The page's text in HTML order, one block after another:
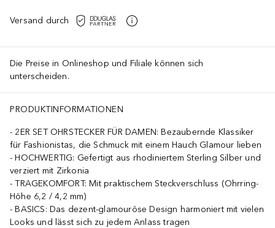
Versand durch
Die Preise in Onlineshop und Filiale können sich
unterscheiden.
PRODUKTINFORMATIONEN
2ER SET OHRSTECKER FÜR DAMEN: Bezaubernde Klassiker
für Fashionistas, die Schmuck mit einem Hauch Glamour lieben
HOCHWERTIG: Gefertigt aus rhodiniertem Sterling Silber und
verziert mit Zirkonia
TRAGEKOMFORT: Mit praktischem Steckverschluss (Ohrring-
Höhe 6,2 / 4,2 mm)
BASICS: Das dezent-glamouröse Design harmoniert mit vielen
Looks und lässt sich zu jedem Anlass tragen